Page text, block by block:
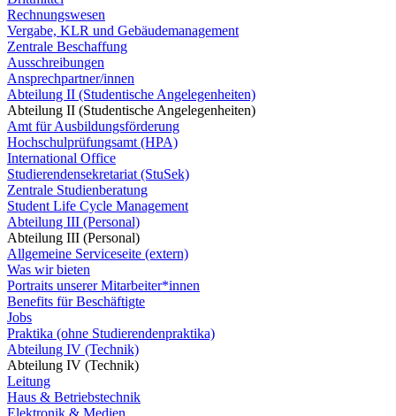
Rechnungswesen
Vergabe, KLR und Gebäudemanagement
Zentrale Beschaffung
Ausschreibungen
Ansprechpartner/innen
Abteilung II (Studentische Angelegenheiten)
Abteilung II (Studentische Angelegenheiten)
Amt für Ausbildungsförderung
Hochschulprüfungsamt (HPA)
International Office
Studierendensekretariat (StuSek)
Zentrale Studienberatung
Student Life Cycle Management
Abteilung III (Personal)
Abteilung III (Personal)
Allgemeine Serviceseite (extern)
Was wir bieten
Portraits unserer Mitarbeiter*innen
Benefits für Beschäftigte
Jobs
Praktika (ohne Studierendenpraktika)
Abteilung IV (Technik)
Abteilung IV (Technik)
Leitung
Haus & Betriebstechnik
Elektronik & Medien